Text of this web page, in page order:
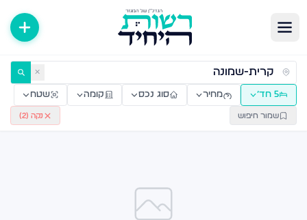
דירות למכירה ולהשכרה — רשות היחיד ✕
5 חד׳ מחיר סוג נכס קומה שטח
שמור חיפוש נקה (2
)